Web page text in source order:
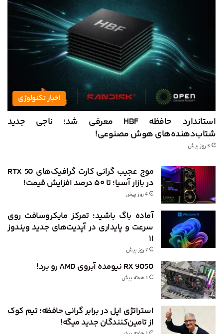
اخبار تکنولوژی
استاندارد حافظه HBF معرفی شد؛ ناجی جدید
شتاب‌دهنده‌های هوش مصنوعی!
3 روز پیش
موج عجیب گرانی کارت گرافیک‌های RTX 50
در بازار آسیا؛ تا ۵۰ درصد افزایش قیمت!
4 روز پیش
آماده باگ باشید؛ تمرکز مایکروسافت روی
سرعت و پایداری در آپدیت‌های جدید ویندوز
۱۱
7 روز پیش
RX 9050 نیومده آبروی AMD رو برد!
1 هفته پیش
استراتژی اپل در برابر گرانی حافظه؛ تیم کوک
از تامین‌کنندگان جدید میگه!